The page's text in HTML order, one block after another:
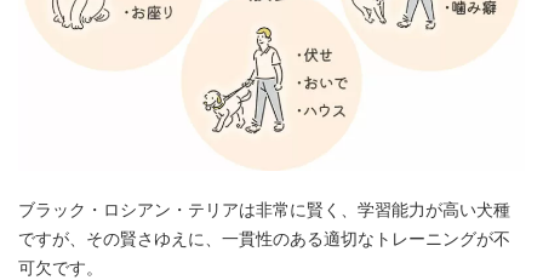
ブラック・ロシアン・テリアは非常に賢く、学習能力が高い犬種
ですが、その賢さゆえに、一貫性のある適切なトレーニングが不
可欠です。